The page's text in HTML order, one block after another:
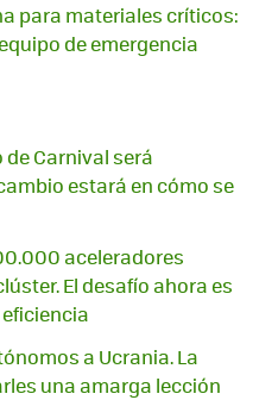
para materiales críticos:
de emergencia
Carnival será
estará en cómo se
aceleradores
El desafío ahora es
a Ucrania. La
una amarga lección